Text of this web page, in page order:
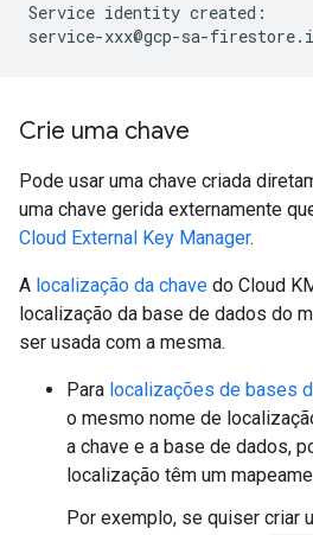
Service identity created:
Crie uma chave
Pode usar uma chave criada
uma chave gerida externamente
Cloud External Key Manager.
A localização da chave do Cloud
localização da base de dados do
ser usada com a mesma.
Para localizações de bases
o mesmo nome de
a chave e a base de dados,
localização têm um
Por exemplo, se quiser criar